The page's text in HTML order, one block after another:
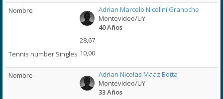
Adrian Marcelo Nicolini Granoche
Montevideo/UY
40 Años
28,67
10,00
Adrian Nicolas Maaz Botta
Montevideo/UY
33 Años